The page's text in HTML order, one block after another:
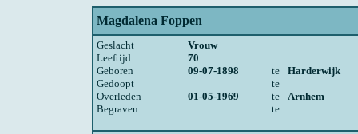
Magdalena Foppen
Geslacht
Vrouw
Leeftijd
70
Geboren
09-07-1898 te
Harderwijk
Gedoopt
te
Overleden
01-05-1969 te
Arnhem
Begraven
te